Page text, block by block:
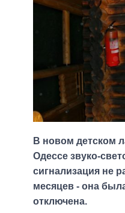
В новом детском
Одессе звуко-
сигнализация не
месяцев - она
отключена.